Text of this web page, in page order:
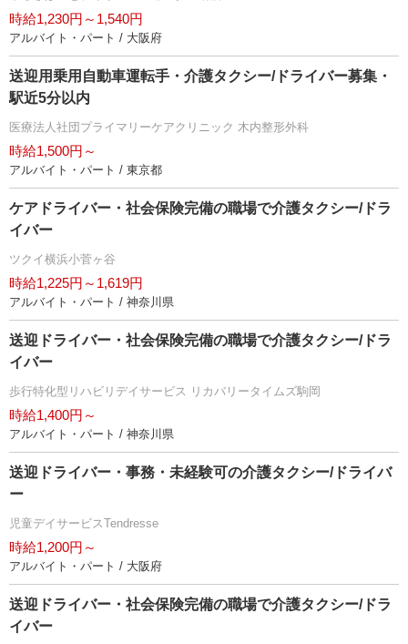
時給1,230円～1,540円
アルバイト・パート / 大阪府
送迎用乗用自動車運転手・介護タクシー/ドライバー募集・
駅近5分以内
医療法人社団プライマリーケアクリニック 木内整形外科
時給1,500円～
アルバイト・パート / 東京都
ケアドライバー・社会保険完備の職場で介護タクシー/ドラ
イバー
ツクイ横浜小菅ヶ谷
時給1,225円～1,619円
アルバイト・パート / 神奈川県
送迎ドライバー・社会保険完備の職場で介護タクシー/ドラ
イバー
歩行特化型リハビリデイサービス リカバリータイムズ駒岡
時給1,400円～
アルバイト・パート / 神奈川県
送迎ドライバー・事務・未経験可の介護タクシー/ドライバ
ー
児童デイサービスTendresse
時給1,200円～
アルバイト・パート / 大阪府
送迎ドライバー・社会保険完備の職場で介護タクシー/ドラ
イバー